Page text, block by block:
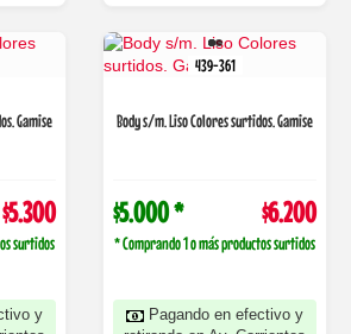
Body s/m. Liso Colores surtidos. Gamise
$5.300
surtidos
y
439-361
Body s/m. Liso Colores surtidos. Gamise
$5.000 * $6.200
* Comprando 1 o más productos surtidos
Pagando en efectivo y